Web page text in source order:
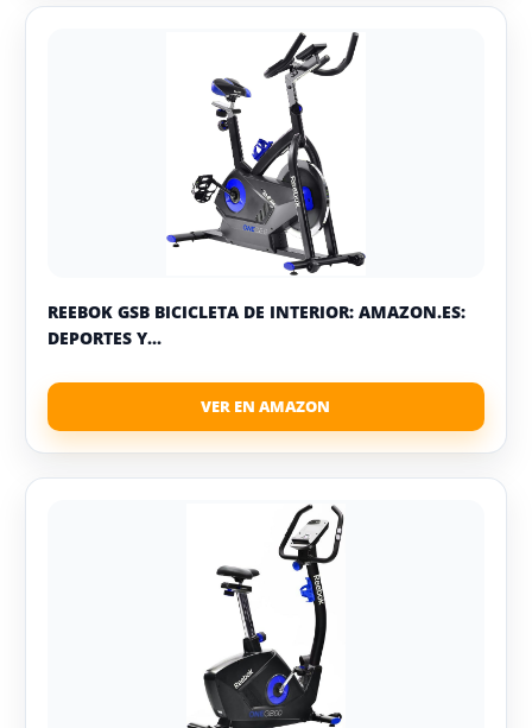
REEBOK GSB BICICLETA DE INTERIOR: AMAZON.ES:
DEPORTES Y...